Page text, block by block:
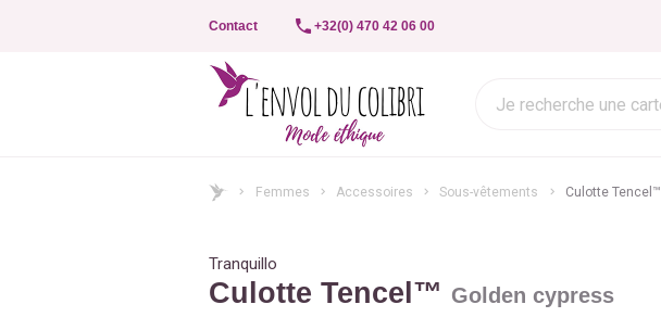
Contact +32(0) 470 42 06 00
Femmes Accessoires Sous-vêtements Culotte Tencel™
Tranquillo
Culotte Tencel™ Golden cypress